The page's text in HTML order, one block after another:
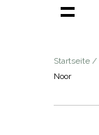
Startseite /
Noor